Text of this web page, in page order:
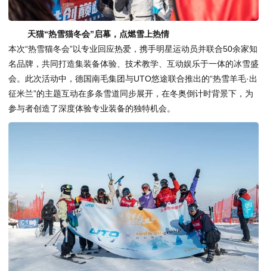
天猫“热雪猫冬会”启幕， 点燃雪上热情
本次“热雪猫冬会”以专业回应热爱，携手明星运动员并联合50余家知
名品牌，共同打造集装备体验、技术教学、互动娱乐于一体的冰雪盛
会。此次活动中，德国南毛集团与UTO悠途联合推出的“热雪羊毛·出
征米兰”的主题互动在多条雪道同步展开，在冬奥倒计时背景下，为
参与者创造了深度体验专业装备的独特机会。